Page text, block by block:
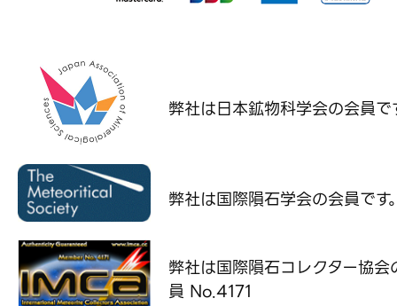
弊社は日本鉱物科学会の会員で
弊社は国際隕石学会の会員です
弊社は国際隕石コレクター協会
員 No.4171